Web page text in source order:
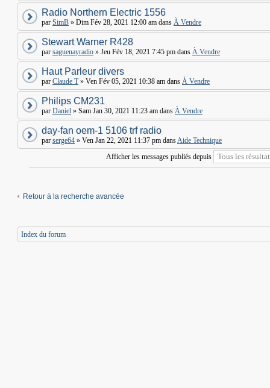
Radio Northern Electric 1556
par SimB » Dim Fév 28, 2021 12:00 am dans À Vendre
Stewart Warner R428
par saguenayradio » Jeu Fév 18, 2021 7:45 pm dans À Vendre
Haut Parleur divers
par Claude T» Ven Fév 05, 2021 10:38 am dans À Vendre
Philips CM231
par Daniel » Sam Jan 30, 2021 11:23 am dans À Vendre
day-fan oem-1 5106 trf radio
par serge64 » Ven Jan 22, 2021 11:37 pm dansAide Technique
Afficher les messages publiés depuis
Retour à la recherche avancée
Index du forum